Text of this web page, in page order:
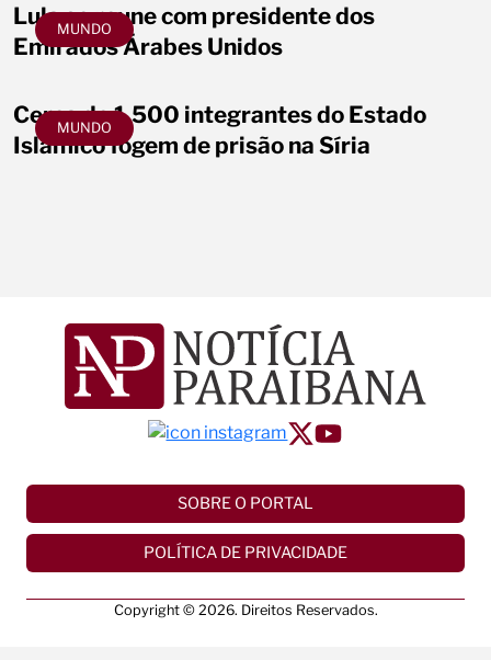
MUNDO
Lula se reune com presidente dos
Emirados Árabes Unidos
MUNDO
Cerca de 1.500 integrantes do Estado
Islâmico fogem de prisão na Síria
SOBRE O PORTAL
POLÍTICA DE PRIVACIDADE
Copyright © 2026. Direitos Reservados.